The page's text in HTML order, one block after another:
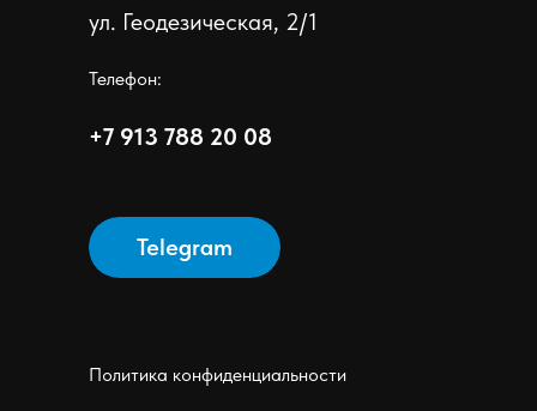
ул. Геодезическая, 2/1
Телефон:
+7 913 788 20 08
Политика конфиденциальности
Telegram